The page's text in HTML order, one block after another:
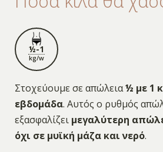
½-1
kg/w
Στοχεύουμε σε απώλεια½ με 1
εβδομάδα. Αυτός ο ρυθμός
εξασφαλίζει μεγαλύτερη
όχι σε μυϊκή μάζα και νερό.